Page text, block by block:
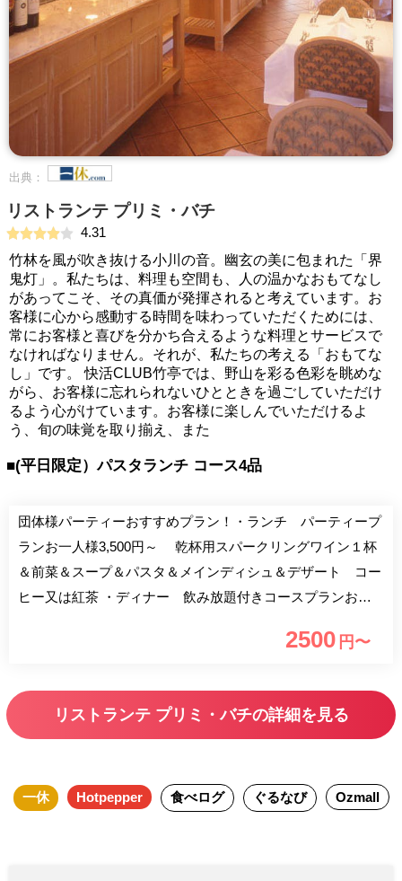
出典：
リストランテ プリミ・バチ
4.31
竹林を風が吹き抜ける小川の音。幽玄の美に包まれた「界
鬼灯」。私たちは、料理も空間も、人の温かなおもてなし
があってこそ、その真価が発揮されると考えています。お
客様に心から感動する時間を味わっていただくためには、
常にお客様と喜びを分かち合えるような料理とサービスで
なければなりません。それが、私たちの考える「おもてな
し」です。 快活CLUB竹亭では、野山を彩る色彩を眺めな
がら、お客様に忘れられないひとときを過ごしていただけ
るよう心がけています。お客様に楽しんでいただけるよ
う、旬の味覚を取り揃え、また
■(平日限定）パスタランチ コース4品
団体様パーティーおすすめプラン！・ランチ パーティープ
ランお一人様3,500円～ 乾杯用スパークリングワイン１杯
＆前菜＆スープ＆パスタ＆メインディシュ＆デザート コー
ヒー又は紅茶 ・ディナー 飲み放題付きコースプランお一
ビス料５％と消費税を頂いております。
2500 円〜
リストランテ プリミ・バチの詳細を見る
一休 Hotpepper 食べログ ぐるなび Ozmall